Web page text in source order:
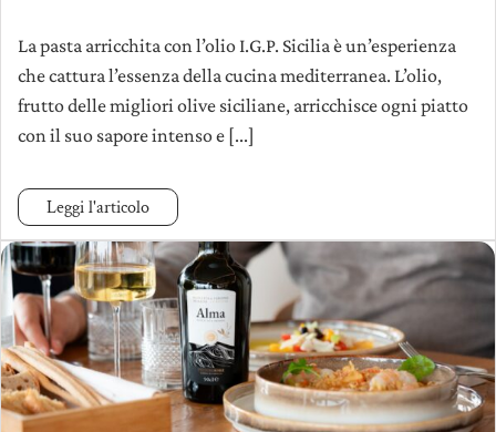
La pasta arricchita con l’olio I.G.P. Sicilia è un’esperienza
che cattura l’essenza della cucina mediterranea. L’olio,
frutto delle migliori olive siciliane, arricchisce ogni piatto
con il suo sapore intenso e [...]
Leggi l'articolo